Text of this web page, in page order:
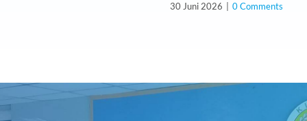
30 Juni 2026 0 Comments